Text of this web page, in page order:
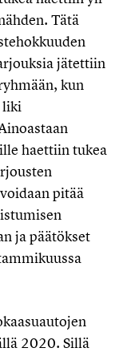
Tätä
jätettiin
kun
liki
haettiin tukea
pitää
ja päätökset
2020. Sillä